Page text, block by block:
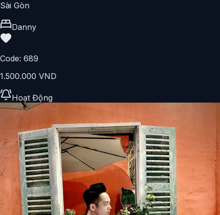
Sài Gòn
Danny
Code: 689
1.500.000 VND
Hoạt Động